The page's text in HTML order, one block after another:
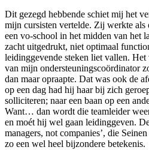
Dit gezegd hebbende schiet mij het
mijn cursisten vertelde. Zij werkte als
een vo-school in het midden van het
zacht uitgedrukt, niet optimaal
leidinggevende steken liet vallen.
van mijn ondersteuningscoördinator
dan maar opraapte. Dat was ook de
op een dag had hij haar bij zich
solliciteren; naar een baan op een
Want… dan wordt die teamleider
en moét hij wel gaan leidinggeven.
managers, not companies’, die
zo een wel heel bijzondere betekenis.